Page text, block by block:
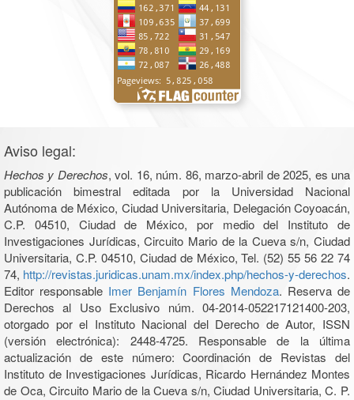
Aviso legal:
Hechos y Derechos, vol. 16, núm. 86, marzo-abril de 2025, es una
publicación bimestral editada por la Universidad Nacional
Autónoma de México, Ciudad Universitaria, Delegación Coyoacán,
C.P. 04510, Ciudad de México, por medio del Instituto de
Investigaciones Jurídicas, Circuito Mario de la Cueva s/n, Ciudad
Universitaria, C.P. 04510, Ciudad de México, Tel. (52) 55 56 22 74
74, http://revistas.juridicas.unam.mx/index.php/hechos-y-derechos.
Editor responsable Imer Benjamín Flores Mendoza. Reserva de
Derechos al Uso Exclusivo núm. 04-2014-052217121400-203,
otorgado por el Instituto Nacional del Derecho de Autor, ISSN
(versión electrónica): 2448-4725. Responsable de la última
actualización de este número: Coordinación de Revistas del
Instituto de Investigaciones Jurídicas, Ricardo Hernández Montes
de Oca, Circuito Mario de la Cueva s/n, Ciudad Universitaria, C. P.